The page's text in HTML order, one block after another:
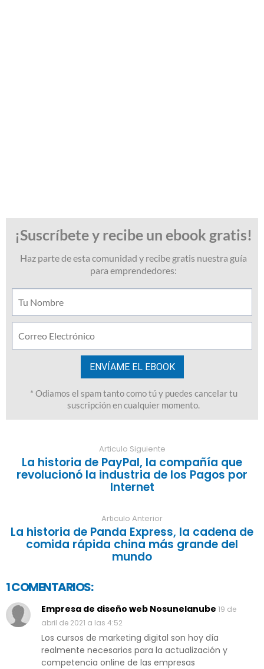
Articulo Siguiente
La historia de PayPal, la compañía que
revolucionó la industria de los Pagos por
Internet
Articulo Anterior
La historia de Panda Express, la cadena de
comida rápida china más grande del
mundo
1 COMENTARIOS:
Empresa de diseño web Nosunelanube 19 de
abril de 2021 a las 4:52
Los cursos de marketing digital son hoy día
realmente necesarios para la actualización y
competencia online de las empresas